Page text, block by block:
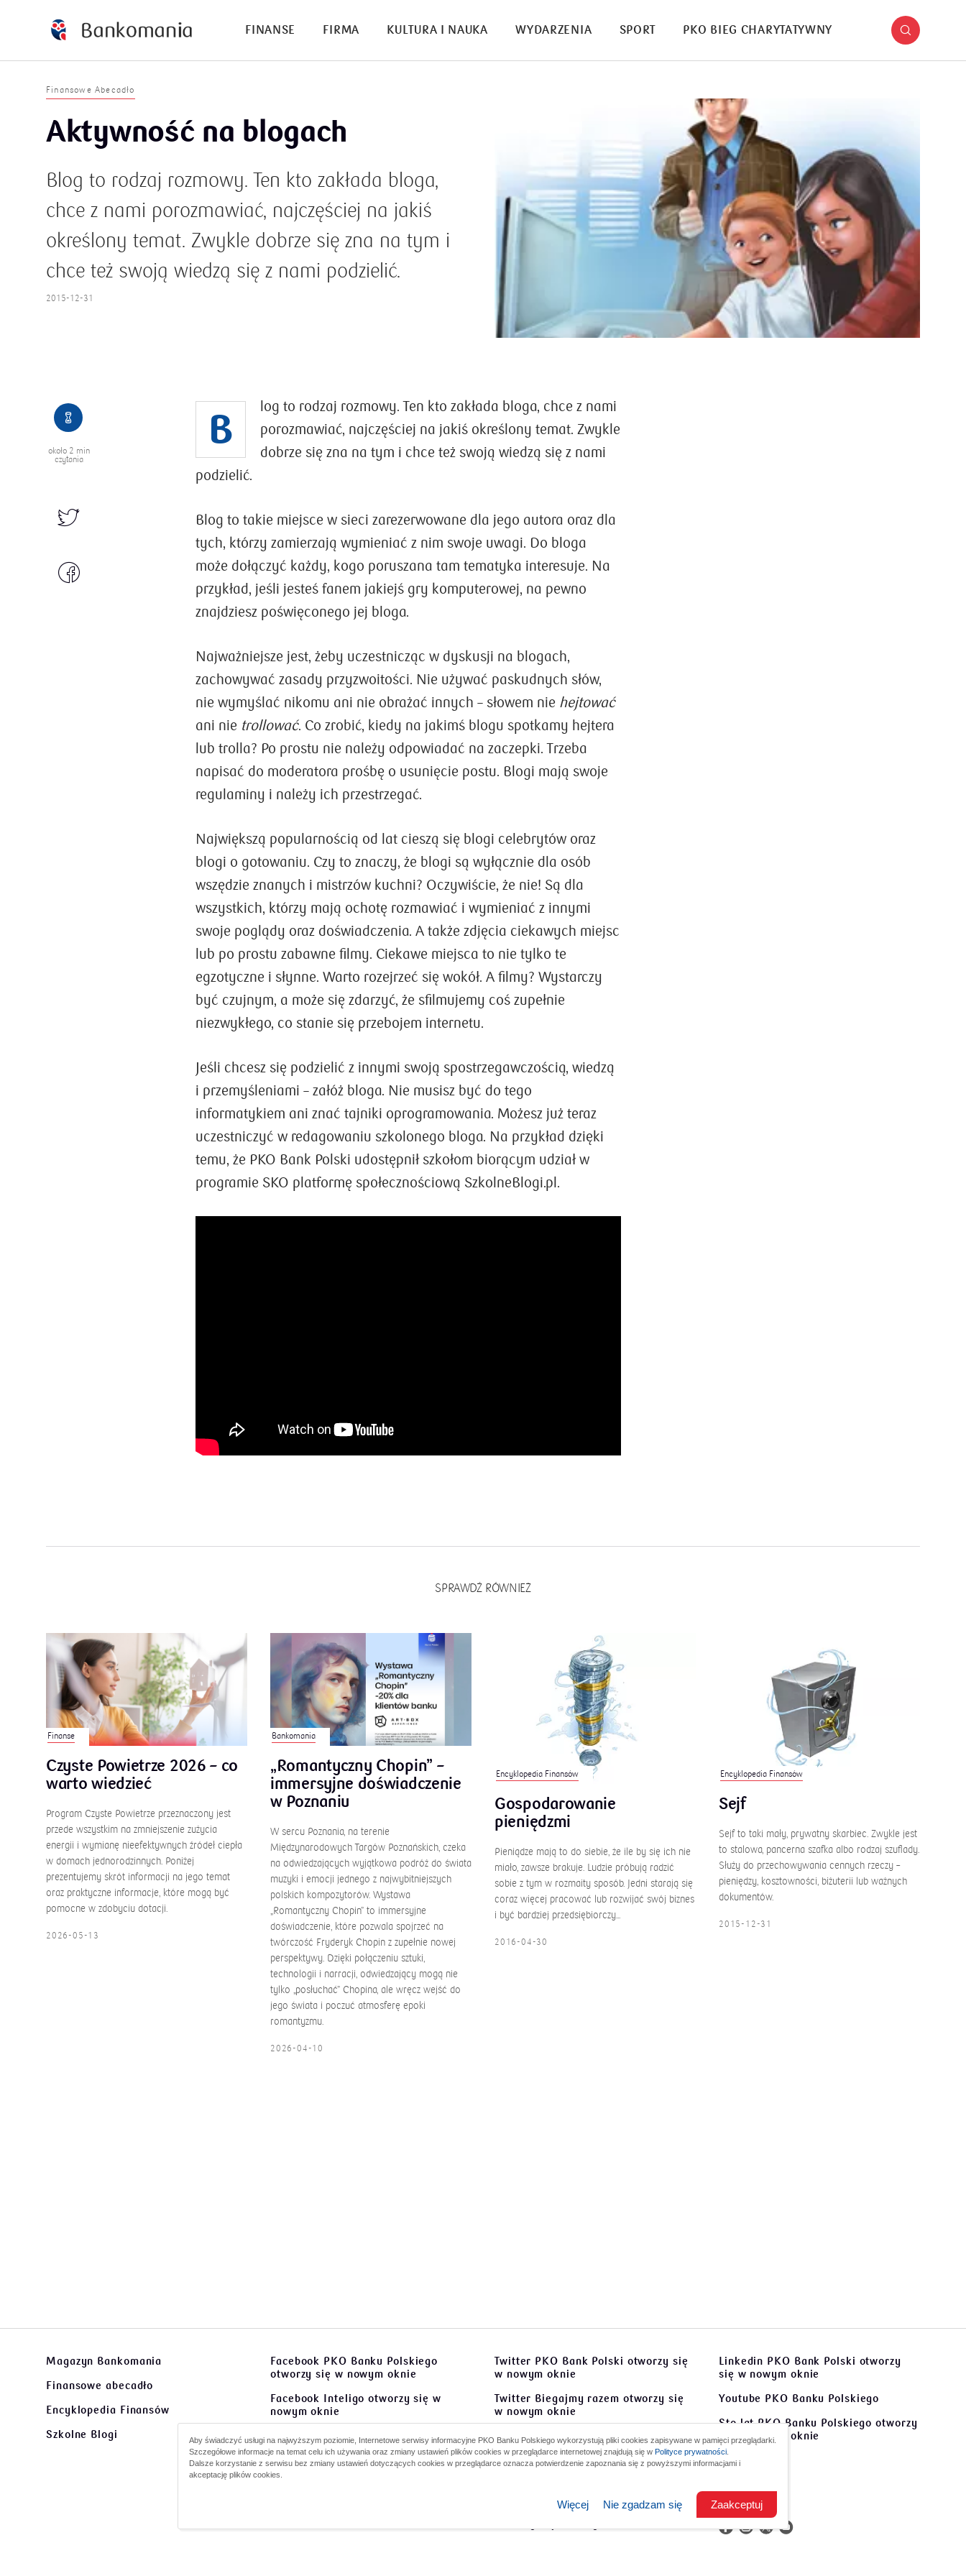
FINANSE FIRMA KULTURA I NAUKA WYDARZENIA SPORT PKO BIEG CHARYTATYWNY
Finansowe Abecadło
Aktywność na blogach
Blog to rodzaj rozmowy. Ten kto zakłada bloga,
chce z nami porozmawiać, najczęściej na jakiś
określony temat. Zwykle dobrze się zna na tym i
chce też swoją wiedzą się z nami podzielić.
2015-12-31
około 2 min
czytania
B
log to rodzaj rozmowy. Ten kto zakłada bloga, chce z nami
porozmawiać, najczęściej na jakiś określony temat. Zwykle
dobrze się zna na tym i chce też swoją wiedzą się z nami
podzielić.
Blog to takie miejsce w sieci zarezerwowane dla jego autora oraz dla
tych, którzy zamierzają wymieniać z nim swoje uwagi. Do bloga
może dołączyć każdy, kogo poruszana tam tematyka interesuje. Na
przykład, jeśli jesteś fanem jakiejś gry komputerowej, na pewno
znajdziesz poświęconego jej bloga.
Najważniejsze jest, żeby uczestnicząc w dyskusji na blogach,
zachowywać zasady przyzwoitości. Nie używać paskudnych słów,
nie wymyślać nikomu ani nie obrażać innych – słowem nie hejtować
ani nie trollować. Co zrobić, kiedy na jakimś blogu spotkamy hejtera
lub trolla? Po prostu nie należy odpowiadać na zaczepki. Trzeba
napisać do moderatora prośbę o usunięcie postu. Blogi mają swoje
regulaminy i należy ich przestrzegać.
Największą popularnością od lat cieszą się blogi celebrytów oraz
blogi o gotowaniu. Czy to znaczy, że blogi są wyłącznie dla osób
wszędzie znanych i mistrzów kuchni? Oczywiście, że nie! Są dla
wszystkich, którzy mają ochotę rozmawiać i wymieniać z innymi
swoje poglądy oraz doświadczenia. A także zdjęcia ciekawych miejsc
lub po prostu zabawne filmy. Ciekawe miejsca to nie tylko te
egzotyczne i słynne. Warto rozejrzeć się wokół. A filmy? Wystarczy
być czujnym, a może się zdarzyć, że sfilmujemy coś zupełnie
niezwykłego, co stanie się przebojem internetu.
Jeśli chcesz się podzielić z innymi swoją spostrzegawczością, wiedzą
i przemyśleniami – załóż bloga. Nie musisz być do tego
informatykiem ani znać tajniki oprogramowania. Możesz już teraz
uczestniczyć w redagowaniu szkolonego bloga. Na przykład dzięki
temu, że PKO Bank Polski udostępnił szkołom biorącym udział w
programie SKO platformę społecznościową SzkolneBlogi.pl.
SPRAWDŹ RÓWNIEŻ
Finanse
Czyste Powietrze 2026 – co
warto wiedzieć
Program Czyste Powietrze przeznaczony jest
przede wszystkim na zmniejszenie zużycia
energii i wymianę nieefektywnych źródeł ciepła
w domach jednorodzinnych. Poniżej
prezentujemy skrót informacji na jego temat
oraz praktyczne informacje, które mogą być
pomocne w zdobyciu dotacji.
2026-05-13
Bankomania
„Romantyczny Chopin” –
immersyjne doświadczenie
w Poznaniu
W sercu Poznania, na terenie
Międzynarodowych Targów Poznańskich, czeka
na odwiedzających wyjątkowa podróż do świata
muzyki i emocji jednego z najwybitniejszych
polskich kompozytorów. Wystawa
„Romantyczny Chopin” to immersyjne
doświadczenie, które pozwala spojrzeć na
twórczość Fryderyk Chopin z zupełnie nowej
perspektywy. Dzięki połączeniu sztuki,
technologii i narracji, odwiedzający mogą nie
tylko „posłuchać” Chopina, ale wręcz wejść do
jego świata i poczuć atmosferę epoki
romantyzmu.
2026-04-10
Encyklopedia Finansów
Gospodarowanie
pieniędzmi
Pieniądze mają to do siebie, że ile by się ich nie
miało, zawsze brakuje. Ludzie próbują radzić
sobie z tym w rozmaity sposób. Jedni starają się
coraz więcej pracować lub rozwijać swój biznes
i być bardziej przedsiębiorczy...
2016-04-30
Encyklopedia Finansów
Sejf
Sejf to taki mały, prywatny skarbiec. Zwykle jest
to stalowa, pancerna szafka albo rodzaj szuflady.
Służy do przechowywania cennych rzeczy –
pieniędzy, kosztowności, biżuterii lub ważnych
dokumentów.
2015-12-31
Magazyn Bankomania
Finansowe abecadło
Encyklopedia Finansów
Szkolne Blogi
Facebook PKO Banku Polskiego
otworzy się w nowym oknie
Facebook Inteligo otworzy się w
nowym oknie
Facebook Biegajmy Razemotworzy
się w nowym oknie
Facebook PKO Bank Polski Grajmy
Twitter PKO Bank Polski otworzy się
w nowym oknie
Twitter Biegajmy razem otworzy się
w nowym oknie
Instagram PKO Bank Polskiotworzy
się w nowym oknie
Twitter PKO BP Grajmy razem
Linkedin PKO Bank Polski otworzy
się w nowym oknie
Youtube PKO Banku Polskiego
Sto lat PKO Banku Polskiego otworzy
się w nowym oknie
Kontakt
Aby świadczyć usługi na najwyższym poziomie, Internetowe serwisy informacyjne PKO Banku Polskiego wykorzystują pliki cookies zapisywane w pamięci przeglądarki.
Szczegółowe informacje na temat celu ich używania oraz zmiany ustawień plików cookies w przeglądarce internetowej znajdują się w Polityce prywatności
Dalsze korzystanie z serwisu bez zmiany ustawień dotyczących cookies w przeglądarce oznacza potwierdzenie zapoznania się z powyższymi informacjami i
akceptację plików cookies.
Zaakceptuj
Nie zgadzam się
Więcej